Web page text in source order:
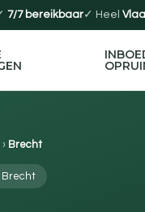
7/7 bereikbaar✓ Heel
› Brecht
Brecht